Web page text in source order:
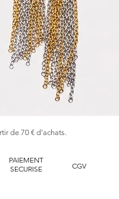
Aperçu rapide
de 70 € d'achats.
PAIEMENT
SECURISE
CGV